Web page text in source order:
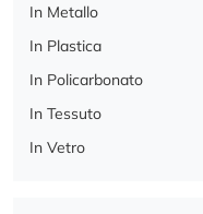
In Metallo
In Plastica
In Policarbonato
In Tessuto
In Vetro